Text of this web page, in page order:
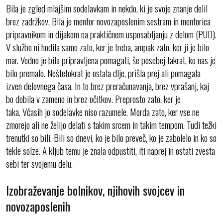
Bila je zgled mlajšim sodelavkam in nekdo, ki je svoje znanje delil
brez zadržkov. Bila je mentor novozaposlenim sestram in mentorica
pripravnikom in dijakom na praktičnem usposabljanju z delom (PUD).
V službo ni hodila samo zato, ker je treba, ampak zato, ker ji je bilo
mar. Vedno je bila pripravljena pomagati, še posebej takrat, ko nas je
bilo premalo. Neštetokrat je ostala dlje, prišla prej ali pomagala
izven delovnega časa. In to brez preračunavanja, brez vprašanj, kaj
bo dobila v zameno in brez očitkov. Preprosto zato, ker je
taka. Včasih jo sodelavke niso razumele. Morda zato, ker vse ne
zmorejo ali ne želijo delati s takim srcem in takim tempom. Tudi težki
trenutki so bili. Bili so dnevi, ko je bilo preveč, ko je zabolelo in ko so
tekle solze. A kljub temu je znala odpustiti, iti naprej in ostati zvesta
sebi ter svojemu delu.
Izobraževanje bolnikov, njihovih svojcev in
novozaposlenih